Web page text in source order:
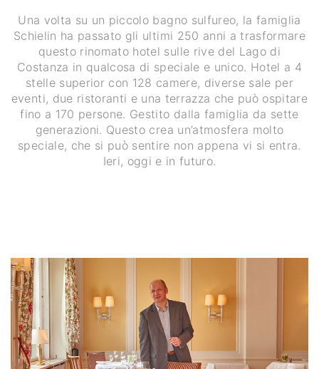
Una volta su un piccolo bagno sulfureo, la famiglia
Schielin ha passato gli ultimi 250 anni a trasformare
questo rinomato hotel sulle rive del Lago di
Costanza in qualcosa di speciale e unico. Hotel a 4
stelle superior con 128 camere, diverse sale per
eventi, due ristoranti e una terrazza che può ospitare
fino a 170 persone. Gestito dalla famiglia da sette
generazioni. Questo crea un’atmosfera molto
speciale, che si può sentire non appena vi si entra.
Ieri, oggi e in futuro.